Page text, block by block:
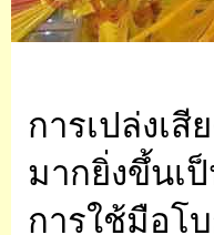
การเปล่งเ
มากยิ่งขึ้นเ
การใช้มือโ